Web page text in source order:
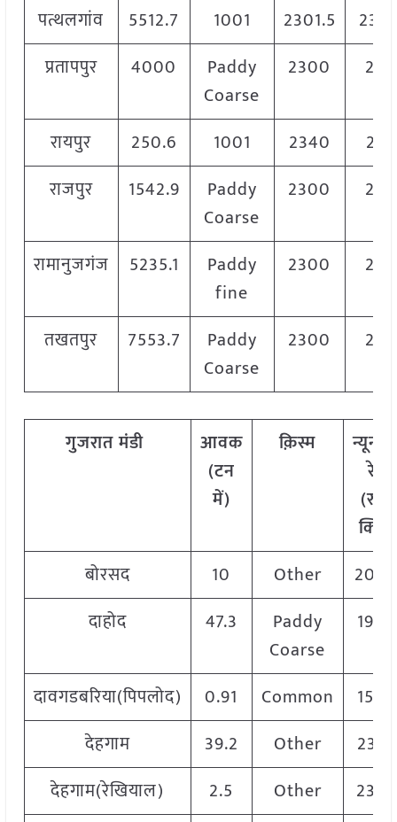
पत्थलगांव 5512.7 1001 2301.5
प्रतापपुर
4000
Paddy
Coarse
2300
रायपुर 250.6 1001 2340
राजपुर
1542.9
Paddy
Coarse
2300
रामानुजगंज 5235.1
Paddy
fine
2300
तखतपुर 7553.7
Paddy
Coarse
2300
गुजरात मंडी
आवक
(टन
में)
क़िस्म
रेट
(रु./
क्विं.)
बोरसद
10 Other
दाहोद
47.3
Paddy
Coarse
1920
दावगडबरिया(पिपलोद) 0.91 Common
1560
देहगाम
39.2 Other
2395
देहगाम(रेखियाल)
2.5 Other 2350